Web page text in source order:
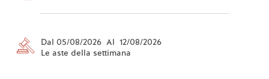
Dal 05/08/2026 Al 12/08/2026
Le aste della settimana